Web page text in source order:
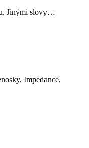
Jinými slovy…
Impedance,